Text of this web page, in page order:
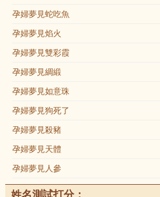
孕婦夢見蛇吃魚
孕婦夢見焰火
孕婦夢見雙彩霞
孕婦夢見綢緞
孕婦夢見如意珠
孕婦夢見狗死了
孕婦夢見殺豬
孕婦夢見天體
孕婦夢見人參
姓名測試打分：